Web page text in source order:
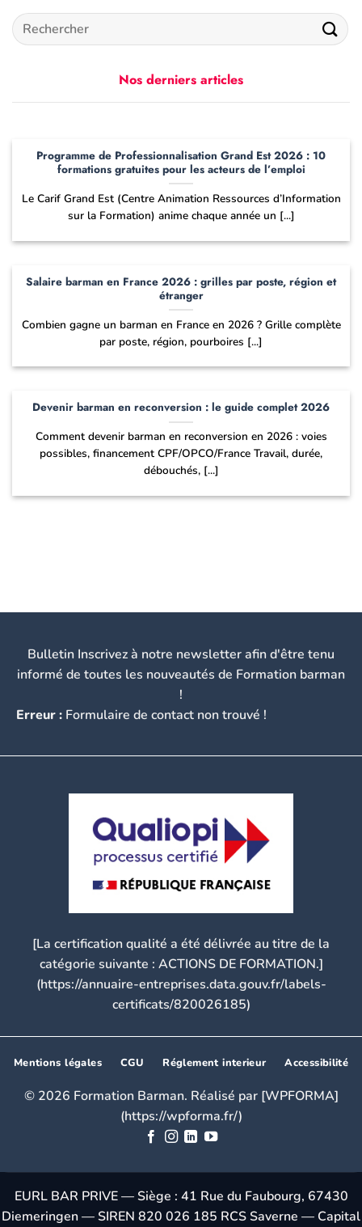
Nos derniers articles
Programme de Professionnalisation Grand Est 2026 : 10
formations gratuites pour les acteurs de l’emploi
Le Carif Grand Est (Centre Animation Ressources d’Information
sur la Formation) anime chaque année un [...]
Salaire barman en France 2026 : grilles par poste, région et
étranger
Combien gagne un barman en France en 2026 ? Grille complète
par poste, région, pourboires [...]
Devenir barman en reconversion : le guide complet 2026
Comment devenir barman en reconversion en 2026 : voies
possibles, financement CPF/OPCO/France Travail, durée,
débouchés, [...]
Bulletin Inscrivez à notre newsletter afin d'être tenu
informé de toutes les nouveautés de Formation barman
!
Erreur : Formulaire de contact non trouvé !
[La certification qualité a été délivrée au titre de la
catégorie suivante : ACTIONS DE FORMATION.]
(https://annuaire-entreprises.data.gouv.fr/labels-
certificats/820026185)
Mentions légales CGU Réglement interieur Accessibilité
© 2026 Formation Barman. Réalisé par [WPFORMA]
(https://wpforma.fr/)
EURL BAR PRIVE — Siège : 41 Rue du Faubourg, 67430
Diemeringen — SIREN 820 026 185 RCS Saverne — Capital